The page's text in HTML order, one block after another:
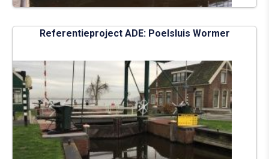
Referentieproject ADE: Poelsluis Wormer